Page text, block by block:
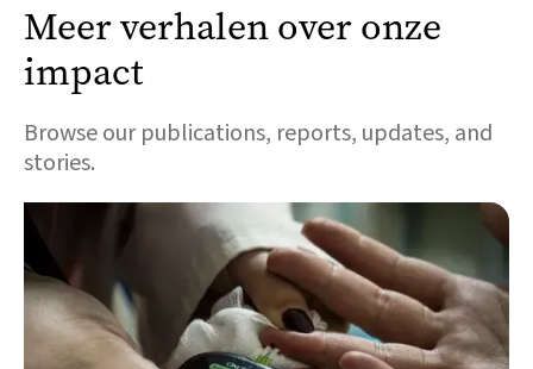
Meer verhalen over onze
impact
Browse our publications, reports, updates, and
stories.